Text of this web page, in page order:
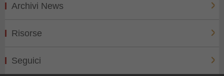
Archivi News
Risorse
Seguici